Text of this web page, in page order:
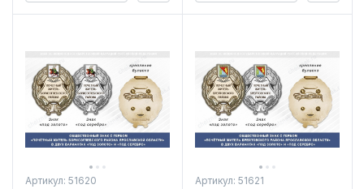
Артикул: 51620 Артикул: 51621